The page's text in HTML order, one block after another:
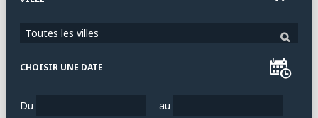
Toutes les villes
CHOISIR UNE DATE
Du au